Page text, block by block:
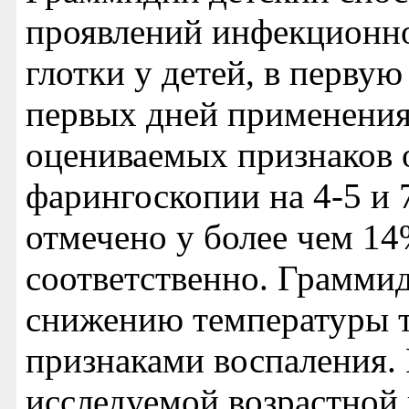
проявлений
глотки у детей, в
первых дней
оцениваемых
фарингоскопии на 4-5 и
отмечено у более чем
соответственно.
снижению температуры
признаками